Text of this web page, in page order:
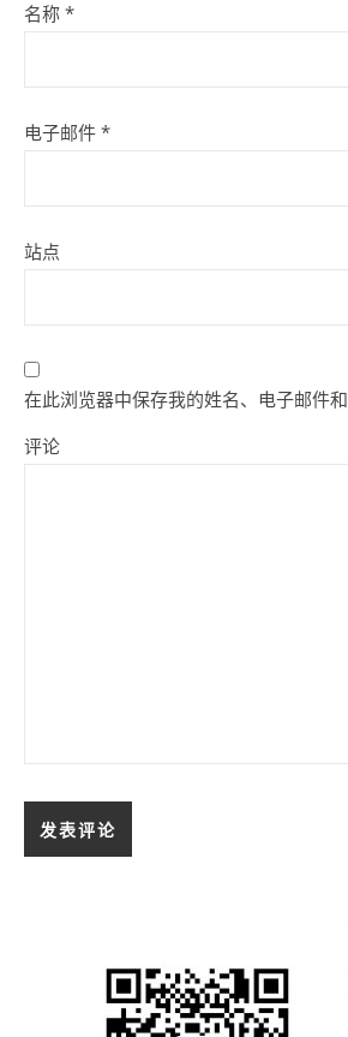
名称 *
电子邮件 *
站点
在此浏览器中保存我的姓名、电子邮件和
评论